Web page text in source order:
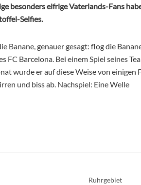
besonders eifrige Vaterlands-Fans
Selfies.
Banane, genauer gesagt: flog die
FC Barcelona. Bei einem Spiel seines
wurde er auf diese Weise von einigen
und biss ab. Nachspiel: Eine Welle
Ruhrgebiet